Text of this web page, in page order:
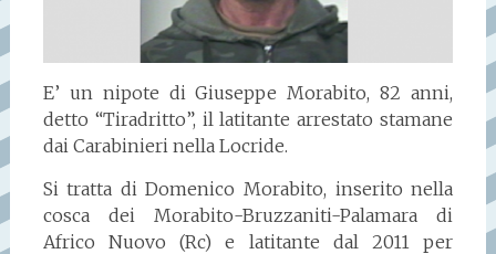
E’ un nipote di Giuseppe Morabito, 82 anni,
detto “Tiradritto”, il latitante arrestato stamane
dai Carabinieri nella Locride.
Si tratta di Domenico Morabito, inserito nella
cosca dei Morabito-Bruzzaniti-Palamara di
Africo Nuovo (Rc) e latitante dal 2011 per